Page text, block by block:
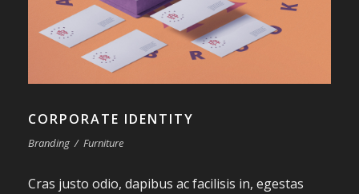
CORPORATE IDENTITY
Branding / Furniture
Cras justo odio, dapibus ac facilisis in, egestas